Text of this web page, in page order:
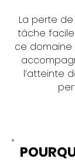
La perte
tâche
ce domaine
l’atteinte